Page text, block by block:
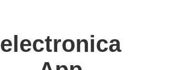
electronica